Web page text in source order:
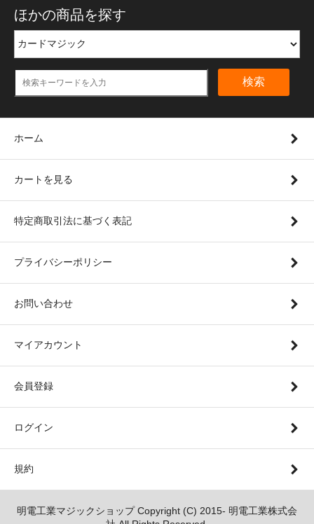
ほかの商品を探す
検索
ホーム
カートを見る
特定商取引法に基づく表記
プライバシーポリシー
お問い合わせ
マイアカウント
会員登録
ログイン
規約
明電工業マジックショップ Copyright (C) 2015- 明電工業株式会